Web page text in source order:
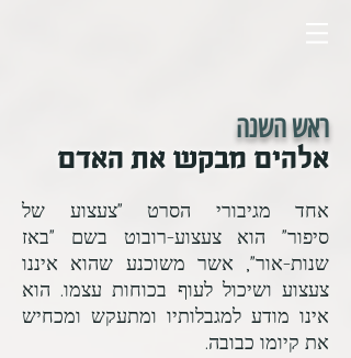
אלהים מבקש את האדם
ראש השנה
אחד מגיבורי הסרט "צעצוע של
סיפור" הוא צעצוע-רובוט בשם "באז
שנות-אור", אשר משוכנע שהוא איננו
צעצוע ושיכול לעוף בכוחות עצמו. הוא
אינו מודע למגבלותיו ומתעקש ומכחיש
את קיומו כבובה.